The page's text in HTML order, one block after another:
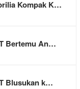
Kompak K…
Bertemu An…
Blusukan k…